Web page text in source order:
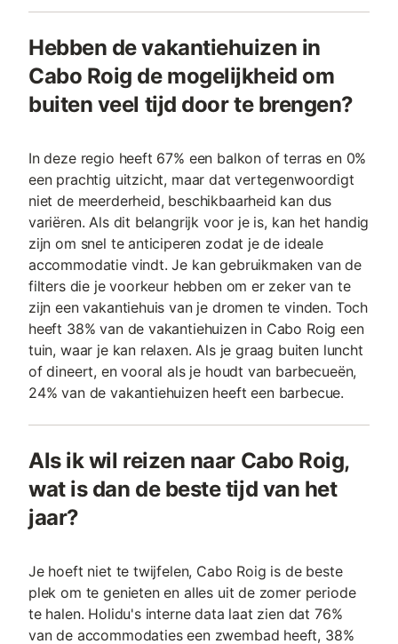
Hebben de vakantiehuizen in
Cabo Roig de mogelijkheid om
buiten veel tijd door te brengen?
In deze regio heeft 67% een balkon of terras en 0%
een prachtig uitzicht, maar dat vertegenwoordigt
niet de meerderheid, beschikbaarheid kan dus
variëren. Als dit belangrijk voor je is, kan het handig
zijn om snel te anticiperen zodat je de ideale
accommodatie vindt. Je kan gebruikmaken van de
filters die je voorkeur hebben om er zeker van te
zijn een vakantiehuis van je dromen te vinden. Toch
heeft 38% van de vakantiehuizen in Cabo Roig een
tuin, waar je kan relaxen. Als je graag buiten luncht
of dineert, en vooral als je houdt van barbecueën,
24% van de vakantiehuizen heeft een barbecue.
Als ik wil reizen naar Cabo Roig,
wat is dan de beste tijd van het
jaar?
Je hoeft niet te twijfelen, Cabo Roig is de beste
plek om te genieten en alles uit de zomer periode
te halen. Holidu's interne data laat zien dat 76%
van de accommodaties een zwembad heeft, 38%